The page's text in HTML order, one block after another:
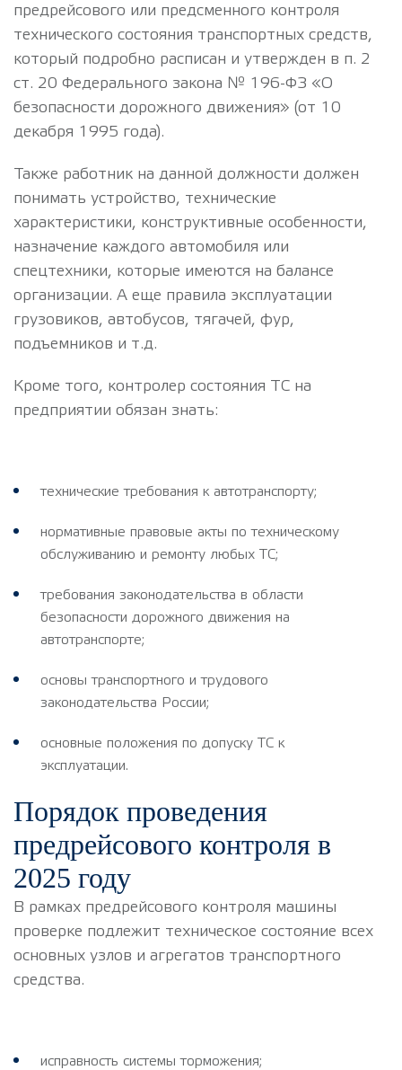
предрейсового или предсменного контроля
технического состояния транспортных средств,
который подробно расписан и утвержден в п. 2
ст. 20 Федерального закона № 196-ФЗ «О
безопасности дорожного движения» (от 10
декабря 1995 года).
Также работник на данной должности должен
понимать устройство, технические
характеристики, конструктивные особенности,
назначение каждого автомобиля или
спецтехники, которые имеются на балансе
организации. А еще правила эксплуатации
грузовиков, автобусов, тягачей, фур,
подъемников и т.д.
Кроме того, контролер состояния ТС на
предприятии обязан знать:
технические требования к автотранспорту;
нормативные правовые акты по техническому
обслуживанию и ремонту любых ТС;
требования законодательства в области
безопасности дорожного движения на
автотранспорте;
основы транспортного и трудового
законодательства России;
основные положения по допуску ТС к
эксплуатации.
Порядок проведения
предрейсового контроля в
2025 году
В рамках предрейсового контроля машины
проверке подлежит техническое состояние всех
основных узлов и агрегатов транспортного
средства.
исправность системы торможения;